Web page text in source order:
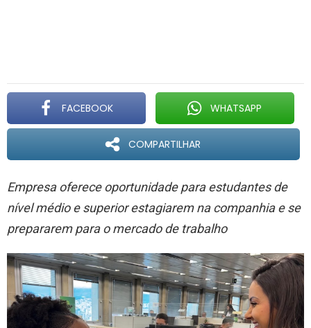
FACEBOOK WHATSAPP
COMPARTILHAR
Empresa oferece oportunidade para estudantes de
nível médio e superior estagiarem na companhia e se
prepararem para o mercado de trabalho